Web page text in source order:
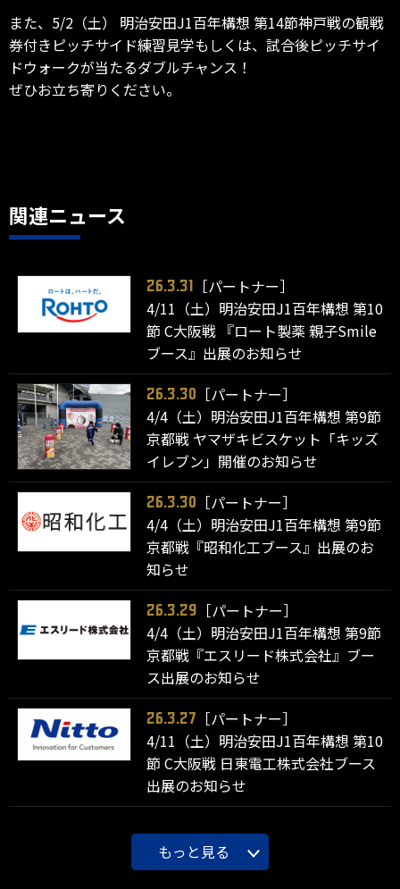
また、5/2（土） 明治安田J1百年構想 第14節神戸戦の観戦
券付きピッチサイド練習見学もしくは、試合後ピッチサイ
ドウォークが当たるダブルチャンス！
ぜひお立ち寄りください。
関連ニュース
26.3.31
［パートナー］
4/11（土）明治安田J1百年構想 第10
節 C大阪戦 『ロート製薬 親子Smile
ブース』出展のお知らせ
26.3.30
［パートナー］
4/4（土）明治安田J1百年構想 第9節
京都戦 ヤマザキビスケット「キッズ
イレブン」開催のお知らせ
26.3.30
［パートナー］
4/4（土）明治安田J1百年構想 第9節
京都戦『昭和化工ブース』出展のお
知らせ
26.3.29
［パートナー］
4/4（土）明治安田J1百年構想 第9節
京都戦『エスリード株式会社』ブー
ス出展のお知らせ
26.3.27
［パートナー］
4/11（土）明治安田J1百年構想 第10
節 C大阪戦 日東電工株式会社ブース
出展のお知らせ
もっと見る